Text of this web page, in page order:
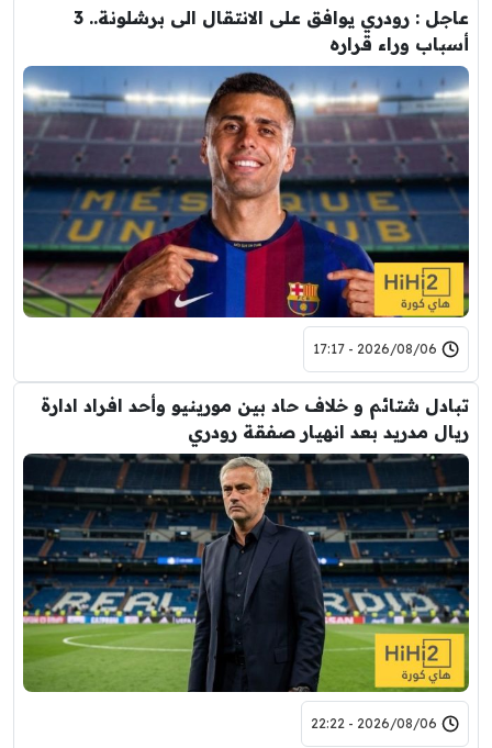
عاجل : رودري يوافق على الانتقال الى برشلونة.. 3
أسباب وراء قراره
2026/08/06 - 17:17
تبادل شتائم و خلاف حاد بين مورينيو وأحد افراد ادارة
ريال مدريد بعد انهيار صفقة رودري
2026/08/06 - 22:22